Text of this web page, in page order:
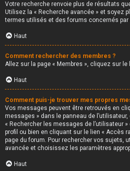
Votre recherche renvoie plus de résultats
Utilisez la « Recherche avancée » et soyez
termes utilisés et des forums concernés par
Haut
Comment rechercher des membres ?
Allez sur la page « Membres », cliquez sur le
Haut
Comment puis-je trouver mes propres
Vos messages peuvent être retrouvés en
messages » dans le panneau de
« Rechercher les messages de l’utilisateur »
profil ou bien en cliquant sur le lien « Accès
page du forum. Pour rechercher vos sujets,
avancée et choisissez les paramètres
Haut